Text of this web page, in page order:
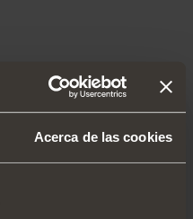
Acerca de las cookies